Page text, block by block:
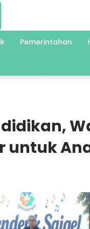
Pemerintahan
untuk